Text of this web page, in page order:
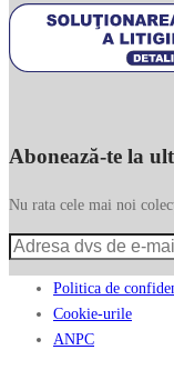
Abonează-te la
Nu rata cele mai noi
Politica de
Cookie-urile
ANPC